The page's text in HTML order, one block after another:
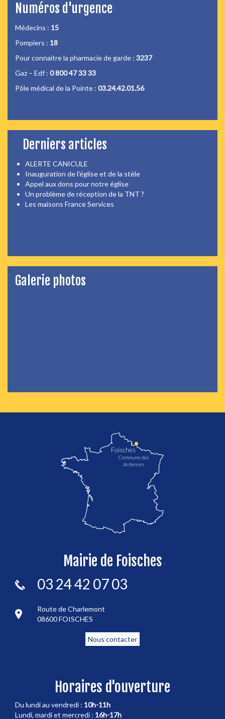
Numéros d'urgence
Médecins : 15
Pompiers : 18
Pour connaitre la pharmacie de garde : 3237
Gaz – Edf : 0 800 47 33 33
Pôle médical de la Pointe : 03.24.42.01.56
Derniers articles
ALERTE CANICULE
Inauguration de l'église et de la stèle
Appel aux dons pour notre église
Un problème de réception de la TNT ?
Les maisons France Services
Galerie photos
localisation de Foisches
Mairie de Foisches
03 24 42 07 03
Route de Charlemont
08600 FOISCHES
Nous contacter
Horaires d'ouverture
Du lundi au vendredi : 10h-11h
Lundi, mardi et mercredi : 16h-17h